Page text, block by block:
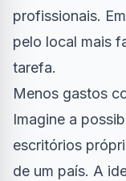
profissionais.
pelo local mais
tarefa.
Menos gastos
Imagine a
escritórios
de um país. A